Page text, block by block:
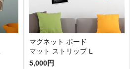
マグネット ボード
マット ストリップ L
5,000円